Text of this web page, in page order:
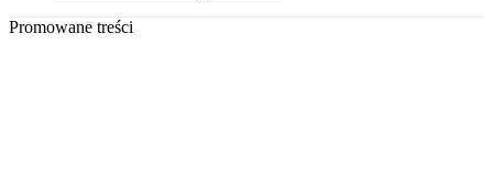
Promowane treści